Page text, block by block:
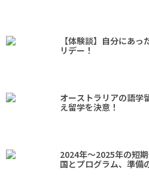
【体験談】自分にあ
リデー！
オーストラリアの語学
え留学を決意！
2024年～2025年の短
国とプログラム、準備